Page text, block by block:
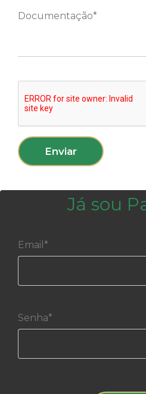
Documentação*
Enviar
Já sou
Email*
Senha*